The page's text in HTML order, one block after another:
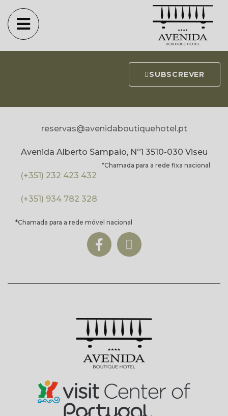
NEWSLETTER
Subscreva a nossa Newsletter e fique a par de todas as
SUBSCREVER
reservas@avenidaboutiquehotel.pt
Avenida Alberto Sampaio, Nº1 3510-030 Viseu
(+351) 232 423 432
*Chamada para a rede fixa nacional
(+351) 934 782 328
*Chamada para a rede móvel nacional